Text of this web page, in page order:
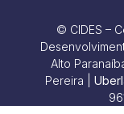
© CIDES –
Alto
Pereira |